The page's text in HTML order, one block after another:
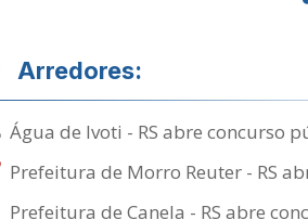
Arredores:
Água de Ivoti - RS abre concurso
Prefeitura de Morro Reuter - RS
Prefeitura de Canela - RS abre